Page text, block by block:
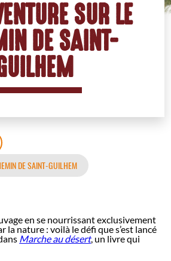
SUR LE
DE SAINT-
DE SAINT-GUILHEM
en se nourrissant exclusivement
la nature : voilà le défi que s’est lancé
Marche au désert, un livre qui